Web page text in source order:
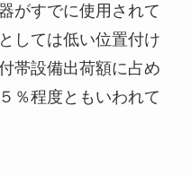
がすでに使用されて
しては低い位置付け
帯設備出荷額に占め
％程度ともいわれて